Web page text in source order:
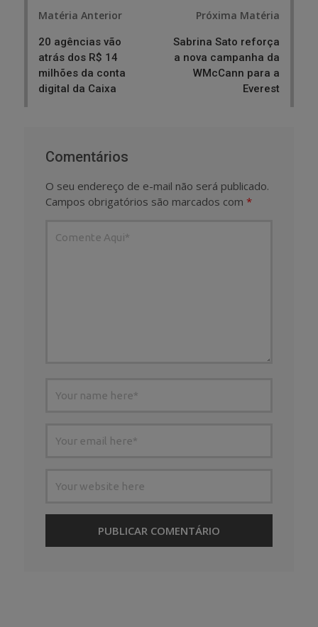
Matéria Anterior
20 agências vão
atrás dos R$ 14
milhões da conta
digital da Caixa
Próxima Matéria
Sabrina Sato reforça
a nova campanha da
WMcCann para a
Everest
Comentários
O seu endereço de e-mail não será publicado.
Campos obrigatórios são marcados com *